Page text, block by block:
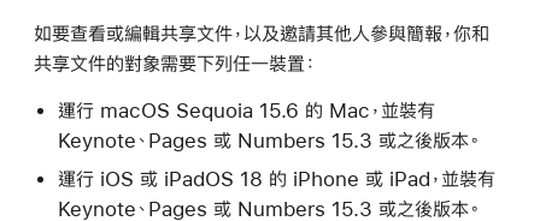
如要查看或編輯共享文件，以及邀請其他人參與簡報，你和
共享文件的對象需要下列任一裝置：
運行 macOS Sequoia 15.6 的 Mac，並裝有
Keynote、Pages 或 Numbers 15.3 或之後版本。
運行 iOS 或 iPadOS 18 的 iPhone 或 iPad，並裝有
Keynote、Pages 或 Numbers 15.3 或之後版本。